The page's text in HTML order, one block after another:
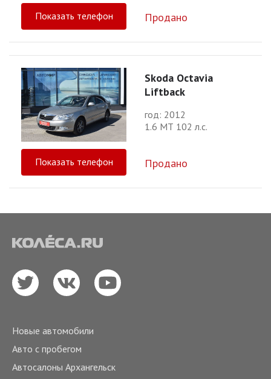
Показать телефон Продано
Skoda Octavia
Liftback
год: 2012
1.6 МТ 102 л.с.
Показать телефон Продано
Новые автомобили
Авто с пробегом
Автосалоны Архангельск